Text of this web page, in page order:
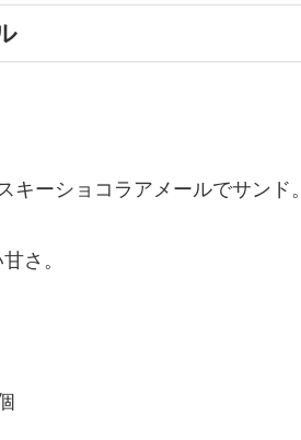
キーショコラアメールでサンド。
さ。